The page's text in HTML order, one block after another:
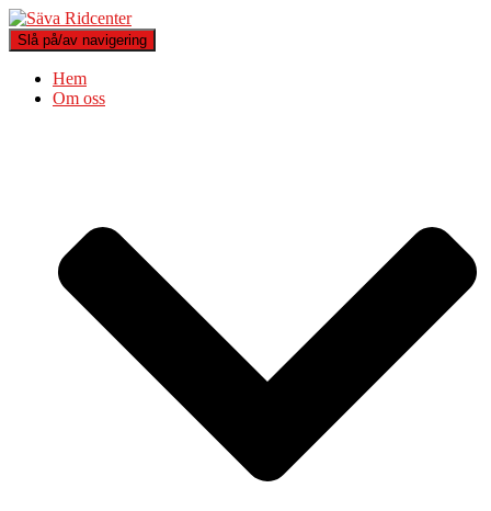
Slå på/av navigering
Hem
Om oss